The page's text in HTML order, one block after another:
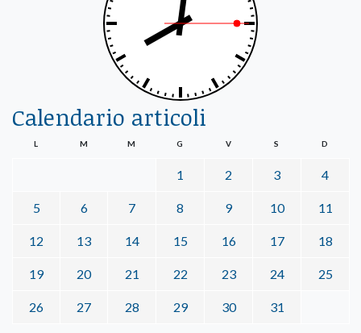
Calendario articoli
L M M G V S D
1 2 3 4
5 6 7 8 9 10 11
12 13 14 15 16 17 18
19 20 21 22 23 24 25
26 27 28 29 30 31